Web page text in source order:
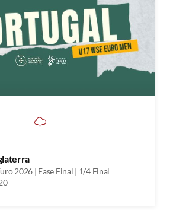
2026 | Fase Final | 1/4 Final